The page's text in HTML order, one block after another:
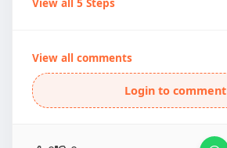
View all comments
Login to comment